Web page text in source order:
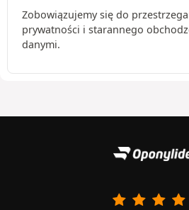
Zobowiązujemy się do
prywatności i starannego
danymi.